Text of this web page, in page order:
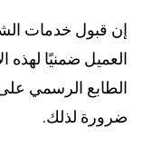
إن قبول خدمات
العميل ضمنيًا لهذه
الطابع الرسمي
ضرورة لذلك.